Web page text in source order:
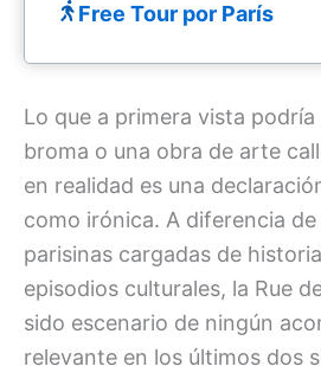
Free Tour por París
Lo que a primera vista
broma o una obra de arte
en realidad es una
como irónica. A diferencia
parisinas cargadas de
episodios culturales, la Rue
sido escenario de ningún
relevante en los últimos dos